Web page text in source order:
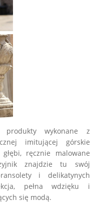
produkty wykonane z
imitującej górskie
ręcznie malowane
znajdzie tu swój
i delikatynych
pełna wdzięku i
się modą.